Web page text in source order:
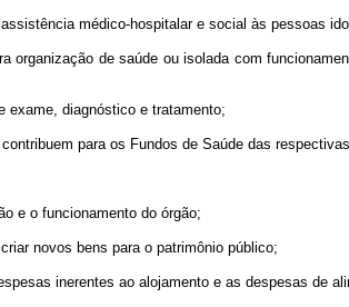
médico-hospitalar e social às pessoas
de saúde ou isolada com
diagnóstico e tratamento;
para os Fundos de Saúde das
e o funcionamento do órgão;
novos bens para o patrimônio público;
inerentes ao alojamento e as despesas de